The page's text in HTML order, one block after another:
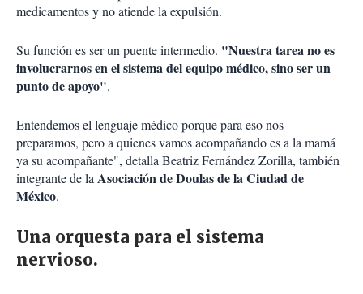
medicamentos y no atiende la expulsión.
Su función es ser un puente intermedio. "Nuestra tarea no es
involucrarnos en el sistema del equipo médico, sino ser un
punto de apoyo".
Entendemos el lenguaje médico porque para eso nos
preparamos, pero a quienes vamos acompañando es a la mamá
ya su acompañante", detalla Beatriz Fernández Zorilla, también
integrante de laAsociación de Doulas de la Ciudad de
México.
Una orquesta para el sistema
nervioso.